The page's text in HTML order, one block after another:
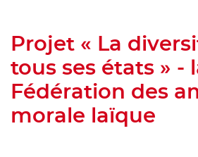
Projet « La
tous ses états » -
Fédération des
morale laïque